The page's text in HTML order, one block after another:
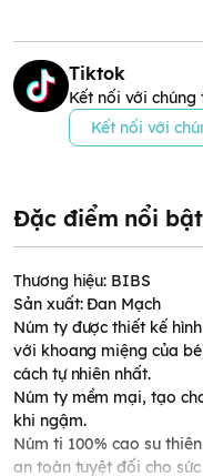
Tiktok
Kết nối với chúng
Kết nối với
Đặc điểm nổi bật
Thương hiệu: BIBS
Sản xuất: Đan Mạch
Núm ty được thiết kế
với khoang miệng của
cách tự nhiên nhất.
Núm ty mềm mại, tạo
khi ngậm.
Núm ti 100% cao su
an toàn tuyệt đối cho